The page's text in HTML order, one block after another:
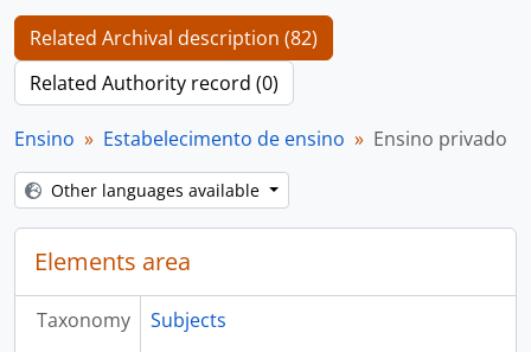
Related Archival description (82)
Related Authority record (0)
Ensino Estabelecimento de ensino Ensino privado
Other languages available
Elements area
Taxonomy
Subjects